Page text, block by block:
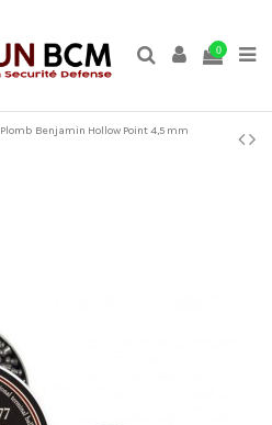
0
Plomb Benjamin Hollow Point 4,5 mm